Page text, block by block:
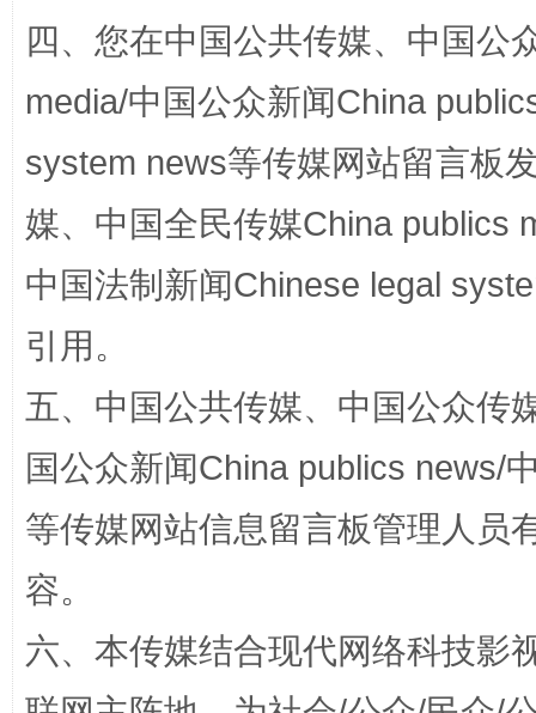
“蜀中异人”王建安的艺术幻境
四、您在中国公共传媒、中国公
media/中国公众新闻China
system news等传媒网站留言板
媒、中国全民传媒China publics
中国法制新闻Chinese legal
引用。
五、中国公共传媒、中国公众传
国公众新闻China publics news/
等传媒网站信息留言板管理人员
容。
六、本传媒结合现代网络科技影